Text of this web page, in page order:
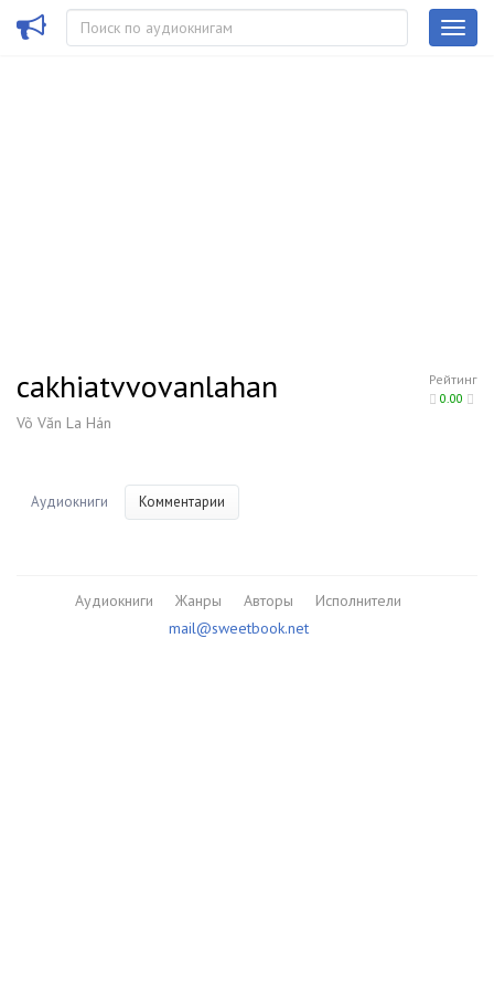
Рейтинг
0.00
cakhiatvvovanlahan
Võ Văn La Hán
Аудиокниги Комментарии
Аудиокниги Жанры Авторы
Исполнители
mail@sweetbook.net